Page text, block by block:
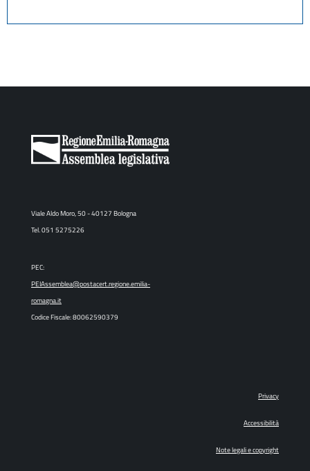
Viale Aldo Moro, 50 - 40127 Bologna
Tel. 051 5275226
PEC:
PEIAssemblea@postacert.regione.emilia-
romagna.it
Codice Fiscale: 80062590379
Privacy
Accessibilità
Note legali e copyright